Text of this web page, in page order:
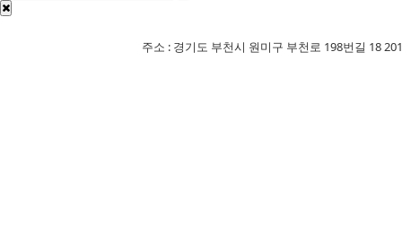
주소 : 경기도 부천시 원미구 부천로 198번길